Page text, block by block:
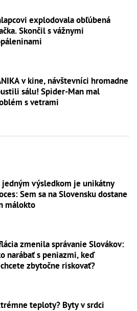
explodovala obľúbená
Skončil s vážnymi
v kine, návštevníci hromadne
sálu! Spider-Man mal
s vetrami
jedným výsledkom je unikátny
Sem sa na Slovensku dostane
málokto
zmenila správanie Slovákov:
narábať s peniazmi, keď
zbytočne riskovať?
teploty? Byty v srdci